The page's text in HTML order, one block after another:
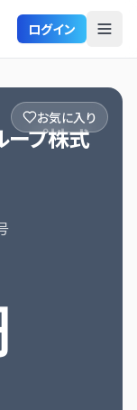
ログイン
お気に入り
ープ株式